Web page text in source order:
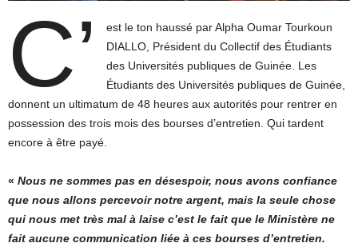
C’
est le ton haussé par Alpha Oumar Tourkoun
DIALLO, Président du Collectif des Étudiants
des Universités publiques de Guinée. Les
Étudiants des Universités publiques de Guinée,
donnent un ultimatum de 48 heures aux autorités pour rentrer en
possession des trois mois des bourses d’entretien. Qui tardent
encore à être payé.
« Nous ne sommes pas en désespoir, nous avons confiance
que nous allons percevoir notre argent, mais la seule chose
qui nous met très mal à laise c’est le fait que le Ministère ne
fait aucune communication liée à ces bourses d’entretien.